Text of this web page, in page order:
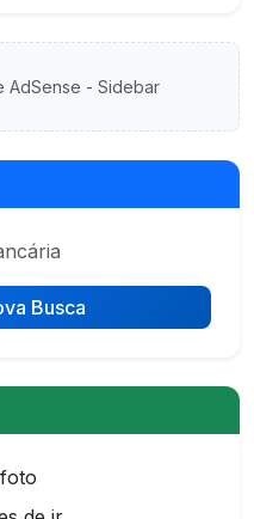
AdSense - Sidebar
Busca